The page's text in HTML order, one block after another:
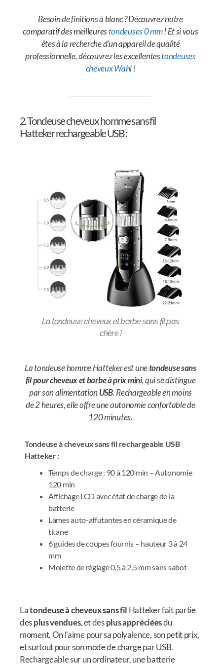
Besoin de finitions à blanc ? Découvrez notre
comparatif des meilleurestondeuses 0 mm! Et si vous
êtes à la recherche d’un appareil de qualité
professionnelle, découvrez les excellentestondeuses
cheveux Wahl!
2. Tondeuse cheveux homme sans fil
Hatteker rechargeable USB :
La tondeuse cheveux et barbe sans fil pas
chère !
La tondeuse homme Hatteker est unetondeuse sans
fil pour cheveux et barbe à prix mini, qui se distingue
par son alimentation USB. Rechargeable en moins
de 2 heures, elle offre une autonomie confortable de
120 minutes.
Tondeuse à cheveux sans fil rechargeable USB
Hatteker :
Temps de charge : 90 à 120 min – Autonomie
120 min
Affichage LCD avec état de charge de la
batterie
Lames auto-affutantes en céramique de
titane
6 guides de coupes fournis – hauteur 3 à 24
mm
Molette de réglage 0,5 à 2,5 mm sans sabot
Latondeuse à cheveux sans fil Hatteker fait partie
desplus vendues, et desplus appréciéesdu
moment. On l’aime pour sa polyalence, son petit prix,
et surtout pour son mode de charge par USB.
Rechargeable sur un ordinateur, une batterie